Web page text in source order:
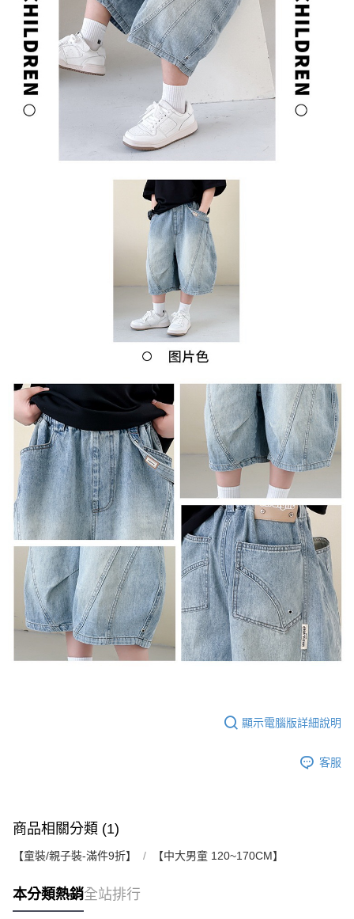
顯示電腦版詳細說明
客服
商品相關分類 (1)
【童裝/親子裝-滿件9折】 【中大男童 120~170CM】
本分類熱銷全站排行